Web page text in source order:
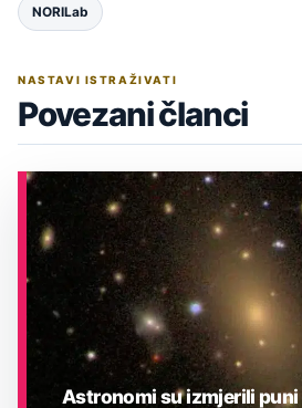
NORILab
NASTAVI ISTRAŽIVATI
Povezani članci
Astronomi su izmjerili